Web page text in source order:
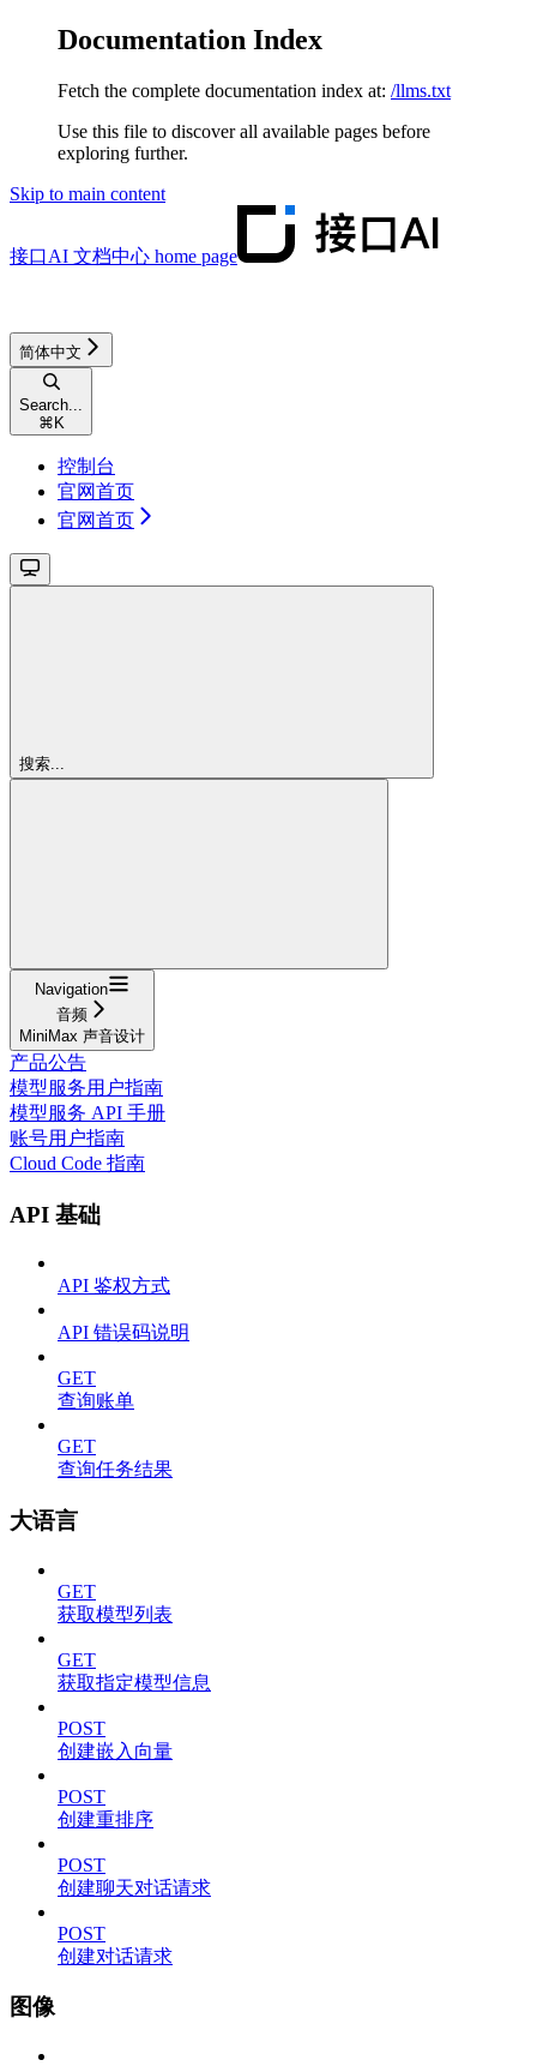
Documentation Index
Fetch the complete documentation index at: /llms.txt
Use this file to discover all available pages before
exploring further.
Skip to main content
接口AI 文档中心 home page
简体中文
Search...
⌘ K
控制台
官网首页
官网首页
搜索...
Navigation
音频
MiniMax 声音设计
产品公告
模型服务用户指南
模型服务 API 手册
账号用户指南
Cloud Code 指南
API 基础
API 鉴权方式
API 错误码说明
GET
查询账单
GET
查询任务结果
大语言
GET
获取模型列表
GET
获取指定模型信息
POST
创建嵌入向量
POST
创建重排序
POST
创建聊天对话请求
POST
创建对话请求
图像